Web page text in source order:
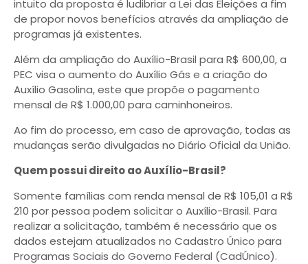
intuito da proposta é ludibriar a Lei das Eleições a fim
de propor novos benefícios através da ampliação de
programas já existentes.
Além da ampliação do Auxílio-Brasil para R$ 600,00, a
PEC visa o aumento do Auxílio Gás e a criação do
Auxílio Gasolina, este que propõe o pagamento
mensal de R$ 1.000,00 para caminhoneiros.
Ao fim do processo, em caso de aprovação, todas as
mudanças serão divulgadas no Diário Oficial da União.
Quem possui direito ao Auxílio-Brasil?
Somente famílias com renda mensal de R$ 105,01 a R$
210 por pessoa podem solicitar o Auxílio-Brasil. Para
realizar a solicitação, também é necessário que os
dados estejam atualizados no Cadastro Único para
Programas Sociais do Governo Federal (CadÚnico).